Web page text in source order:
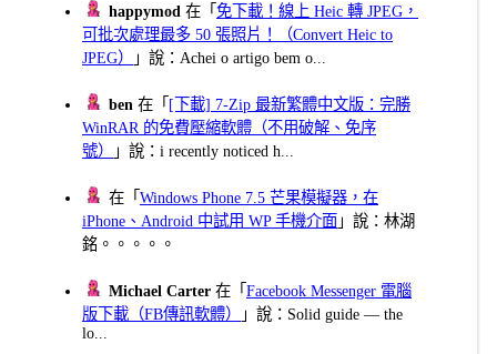
happymod 在「免下載！線上 Heic 轉 JPEG，
可批次處理最多 50 張照片！（Convert Heic to
JPEG）
」說：Achei o artigo bem o...
ben 在「 [下載] 7-Zip 最新繁體中文版：完勝
WinRAR 的免費壓縮軟體（不用破解、免序
號）
」說：i recently noticed h...
在「Windows Phone 7.5 芒果模擬器，在
iPhone、Android 中試用 WP 手機介面 」說：林湖
銘。。。。。
Michael Carter 在「Facebook Messenger 電腦
版下載（FB傳訊軟體）
」說：Solid guide — the
lo...